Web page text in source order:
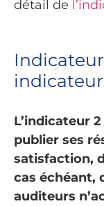
détail de
L’indicateur
publier ses
satisfaction,
cas échéant,
auditeurs